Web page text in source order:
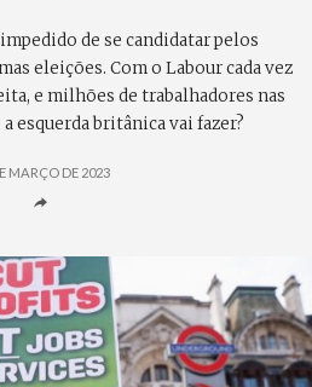
de se candidatar pelos
eleições. Com o Labour cada vez
e milhões de trabalhadores nas
a esquerda britânica vai fazer?
MARÇO DE 2023